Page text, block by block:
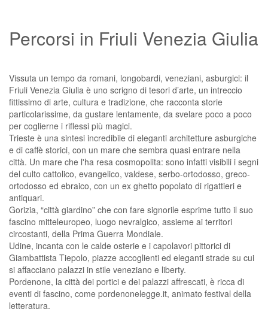
Percorsi in Friuli Venezia Giulia
Vissuta un tempo da romani, longobardi, veneziani, asburgici: il
Friuli Venezia Giulia è uno scrigno di tesori d’arte, un intreccio
fittissimo di arte, cultura e tradizione, che racconta storie
particolarissime, da gustare lentamente, da svelare poco a poco
per coglierne i riflessi più magici.
Trieste è una sintesi incredibile di eleganti architetture asburgiche
e di caffè storici, con un mare che sembra quasi entrare nella
città. Un mare che l'ha resa cosmopolita: sono infatti visibili i segni
del culto cattolico, evangelico, valdese, serbo-ortodosso, greco-
ortodosso ed ebraico, con un ex ghetto popolato di rigattieri e
antiquari.
Gorizia, “città giardino” che con fare signorile esprime tutto il suo
fascino mitteleuropeo, luogo nevralgico, assieme ai territori
circostanti, della Prima Guerra Mondiale.
Udine, incanta con le calde osterie e i capolavori pittorici di
Giambattista Tiepolo, piazze accoglienti ed eleganti strade su cui
si affacciano palazzi in stile veneziano e liberty.
Pordenone, la città dei portici e dei palazzi affrescati, è ricca di
eventi di fascino, come pordenonelegge.it, animato festival della
letteratura.